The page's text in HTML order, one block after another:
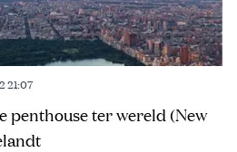
21:07
penthouse ter wereld (New